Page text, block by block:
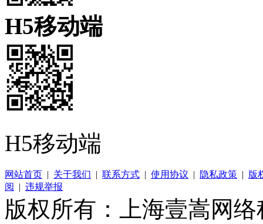
H5移动端
H5移动端
网站首页 | 关于我们 | 联系方式 | 使用协议 | 隐私政策 | 版
阅
| 违规举报
版权所有：上海壹嵩网